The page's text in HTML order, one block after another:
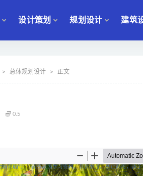
设计策划 规划设计 建筑
总体规划设计 正文
0.5